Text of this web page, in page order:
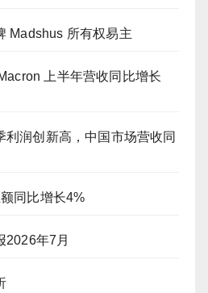
Madshus 所有权易主
上半年营收同比增长
利润创新高，中国市场营收同
同比增长4%
2026年7月